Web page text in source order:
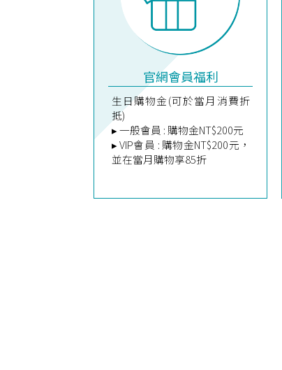
官網會員福利
生日購物金(可於當月消費折
抵)
▸ 一般會員 : 購物金NT$200元
▸ VIP會員 : 購物金NT$200元，
並在當月購物享85折